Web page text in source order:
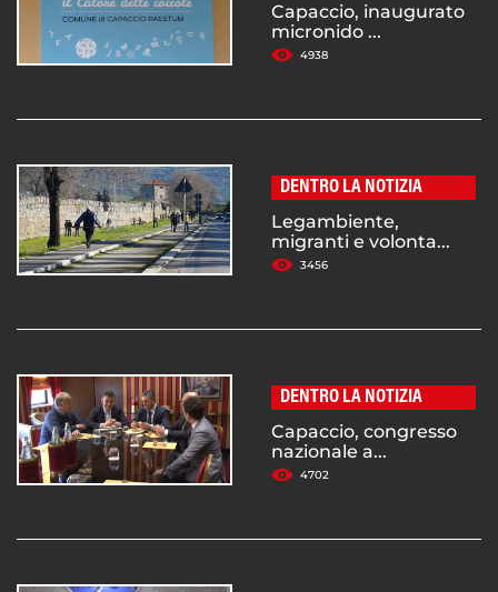
Capaccio, inaugurato
micronido ...
4938
DENTRO LA NOTIZIA
Legambiente,
migranti e volonta...
3456
DENTRO LA NOTIZIA
Capaccio, congresso
nazionale a...
4702